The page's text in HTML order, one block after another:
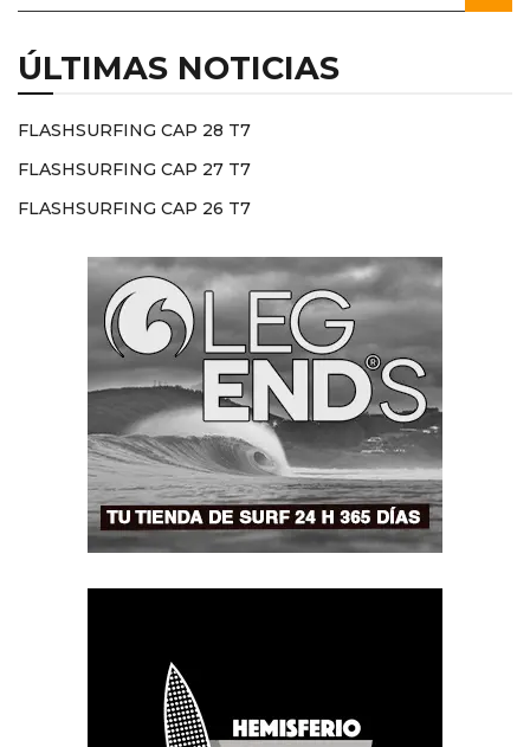
ÚLTIMAS NOTICIAS
FLASHSURFING CAP 28 T7
FLASHSURFING CAP 27 T7
FLASHSURFING CAP 26 T7